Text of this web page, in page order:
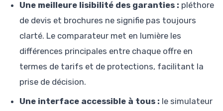
Une meilleure lisibilité des garanties : pléthore
de devis et brochures ne signifie pas toujours
clarté. Le comparateur met en lumière les
différences principales entre chaque offre en
termes de tarifs et de protections, facilitant la
prise de décision.
Une interface accessible à tous : le simulateur